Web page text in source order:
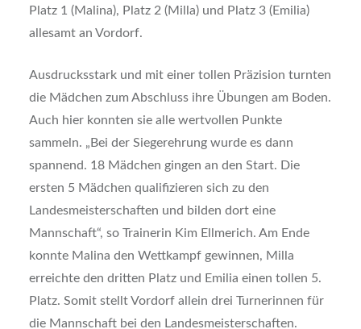
Platz 1 (Malina), Platz 2 (Milla) und Platz 3 (Emilia)
allesamt an Vordorf.
Ausdrucksstark und mit einer tollen Präzision turnten
die Mädchen zum Abschluss ihre Übungen am Boden.
Auch hier konnten sie alle wertvollen Punkte
sammeln. „Bei der Siegerehrung wurde es dann
spannend. 18 Mädchen gingen an den Start. Die
ersten 5 Mädchen qualifizieren sich zu den
Landesmeisterschaften und bilden dort eine
Mannschaft“, so Trainerin Kim Ellmerich. Am Ende
konnte Malina den Wettkampf gewinnen, Milla
erreichte den dritten Platz und Emilia einen tollen 5.
Platz. Somit stellt Vordorf allein drei Turnerinnen für
die Mannschaft bei den Landesmeisterschaften.